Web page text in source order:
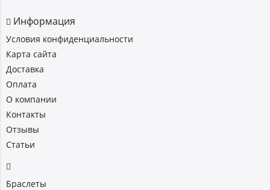
Информация
Условия конфиденциальности
Карта сайта
Доставка
Оплата
О компании
Контакты
Отзывы
Статьи
Браслеты